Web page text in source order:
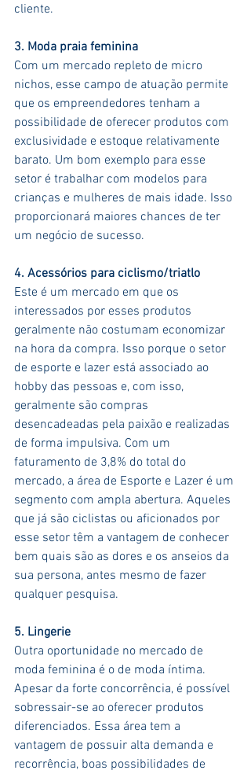
cliente.
3. Moda praia feminina
Com um mercado repleto de micro
nichos, esse campo de atuação permite
que os empreendedores tenham a
possibilidade de oferecer produtos com
exclusividade e estoque relativamente
barato. Um bom exemplo para esse
setor é trabalhar com modelos para
crianças e mulheres de mais idade. Isso
proporcionará maiores chances de ter
um negócio de sucesso.
4. Acessórios para ciclismo/triatlo
Este é um mercado em que os
interessados por esses produtos
geralmente não costumam economizar
na hora da compra. Isso porque o setor
de esporte e lazer está associado ao
hobby das pessoas e, com isso,
geralmente são compras
desencadeadas pela paixão e realizadas
de forma impulsiva. Com um
faturamento de 3,8% do total do
mercado, a área de Esporte e Lazer é um
segmento com ampla abertura. Aqueles
que já são ciclistas ou aficionados por
esse setor têm a vantagem de conhecer
bem quais são as dores e os anseios da
sua persona, antes mesmo de fazer
qualquer pesquisa.
5. Lingerie
Outra oportunidade no mercado de
moda feminina é o de moda íntima.
Apesar da forte concorrência, é possível
sobressair-se ao oferecer produtos
diferenciados. Essa área tem a
vantagem de possuir alta demanda e
recorrência, boas possibilidades de